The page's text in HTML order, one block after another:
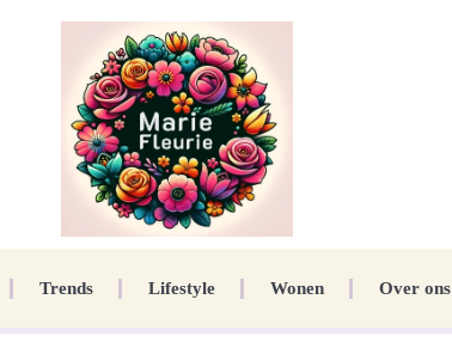
Trends Lifestyle Wonen Over ons